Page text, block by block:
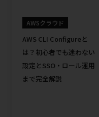
AWSクラウド
AWS CLI Configureと
は？初心者でも迷わない
設定とSSO・ロール運用
まで完全解説